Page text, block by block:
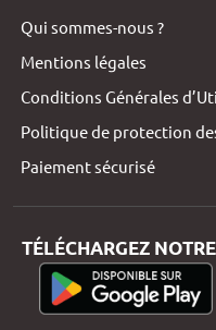
Qui sommes-nous ?
Mentions légales
Conditions Générales
Politique de protection
Paiement sécurisé
TÉLÉCHARGEZ